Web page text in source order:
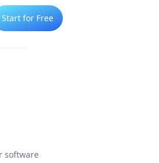
Start for Free
software